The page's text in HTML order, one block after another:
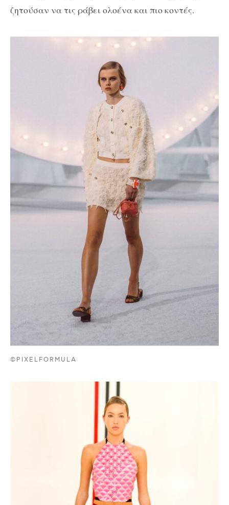
ζητούσαν να τις ράβει ολοένα και πιο κοντές.
©PIXELFORMULA